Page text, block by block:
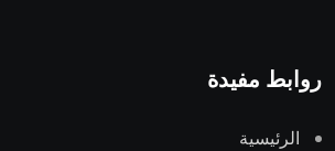
روابط مفيدة
الرئيسية